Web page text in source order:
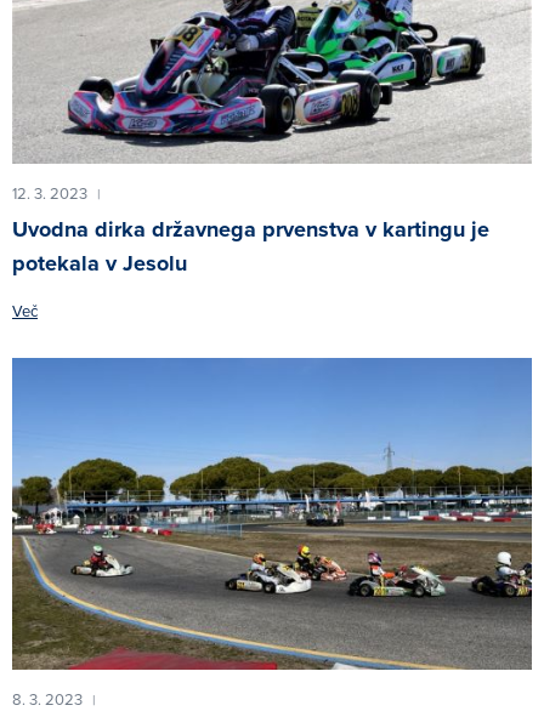
12. 3. 2023 |
Uvodna dirka državnega prvenstva v kartingu je
potekala v Jesolu
Več
8. 3. 2023 |